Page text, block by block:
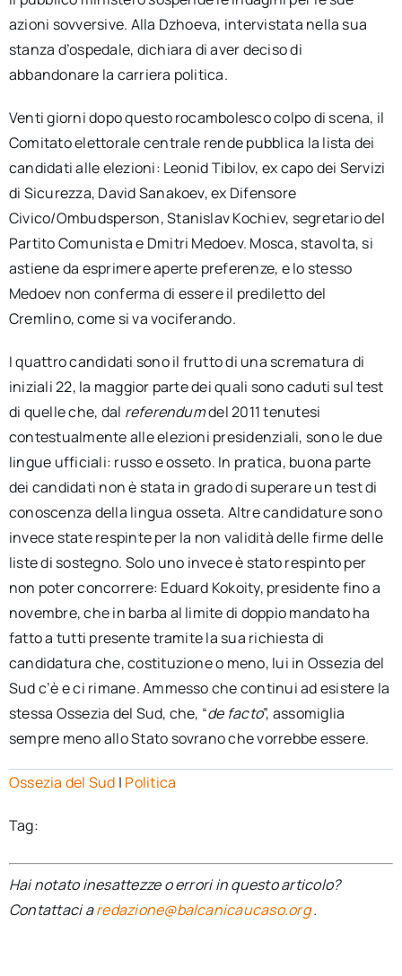
azioni sovversive. Alla Dzhoeva, intervistata nella sua
stanza d’ospedale, dichiara di aver deciso di
abbandonare la carriera politica.
Venti giorni dopo questo rocambolesco colpo di scena, il
Comitato elettorale centrale rende pubblica la lista dei
candidati alle elezioni: Leonid Tibilov, ex capo dei Servizi
di Sicurezza, David Sanakoev, ex Difensore
Civico/Ombudsperson, Stanislav Kochiev, segretario del
Partito Comunista e Dmitri Medoev. Mosca, stavolta, si
astiene da esprimere aperte preferenze, e lo stesso
Medoev non conferma di essere il prediletto del
Cremlino, come si va vociferando.
I quattro candidati sono il frutto di una scrematura di
iniziali 22, la maggior parte dei quali sono caduti sul test
di quelle che, dal referendumdel 2011 tenutesi
contestualmente alle elezioni presidenziali, sono le due
lingue ufficiali: russo e osseto. In pratica, buona parte
dei candidati non è stata in grado di superare un test di
conoscenza della lingua osseta. Altre candidature sono
invece state respinte per la non validità delle firme delle
liste di sostegno. Solo uno invece è stato respinto per
non poter concorrere: Eduard Kokoity, presidente fino a
novembre, che in barba al limite di doppio mandato ha
fatto a tutti presente tramite la sua richiesta di
candidatura che, costituzione o meno, lui in Ossezia del
Sud c’è e ci rimane. Ammesso che continui ad esistere la
stessa Ossezia del Sud, che, “de facto”, assomiglia
sempre meno allo Stato sovrano che vorrebbe essere.
Ossezia del Sud | Politica
Tag:
Hai notato inesattezze o errori in questo articolo?
Contattaci aredazione@balcanicaucaso.org.